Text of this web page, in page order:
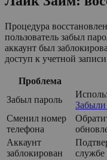
Процедура
пользователь забыл
аккаунт был
доступ к учетной
Проблема
Забыл пароль
Забыли
Сменил номер
телефона
Аккаунт
заблокирован